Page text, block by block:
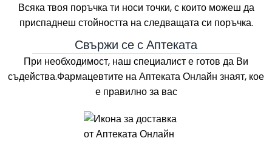
Всяка твоя поръчка ти носи точки, с които можеш да
приспаднеш стойността на следващата си поръчка.
Свържи се с Аптеката
При необходимост, наш специалист е готов да Ви
съдейства.Фармацевтите наАптеката Онлайн знаят, кое
е правилно за вас